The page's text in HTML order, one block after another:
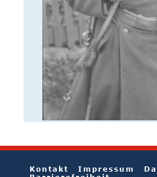
Kontakt Impressum